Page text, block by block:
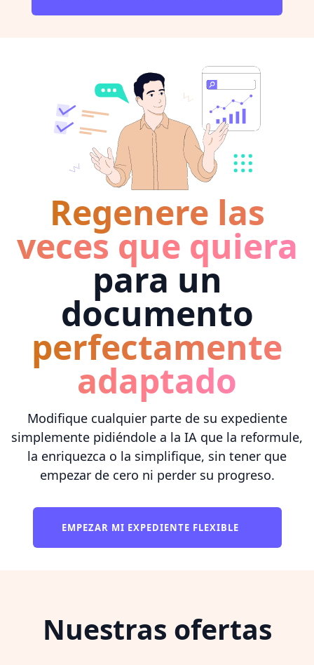
Regenere las
veces que quiera
para un
documento
perfectamente
adaptado
Modifique cualquier parte de su expediente
simplemente pidiéndole a la IA que la reformule,
la enriquezca o la simplifique, sin tener que
empezar de cero ni perder su progreso.
EMPEZAR MI EXPEDIENTE FLEXIBLE
Nuestras ofertas